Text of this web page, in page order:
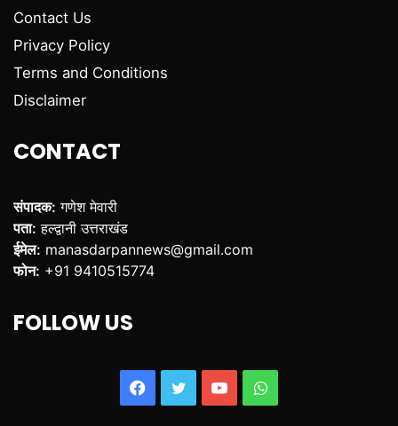
Contact Us
Privacy Policy
Terms and Conditions
Disclaimer
CONTACT
संपादक: गणेश मेवारी
पता: हल्द्वानी उत्तराखंड
ईमेल: manasdarpannews@gmail.com
फोन: +91 9410515774
FOLLOW US
Facebook
TwitterYouTubeWhatsApp